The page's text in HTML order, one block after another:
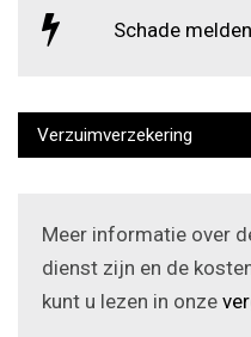
Schade melden
Verzuimverzekering
Meer informatie over
dienst zijn en de
kunt u lezen in onze